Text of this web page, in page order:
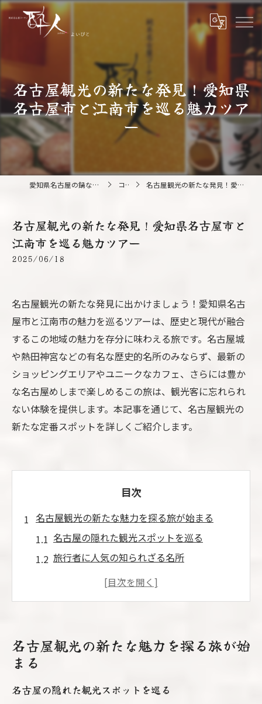
名古屋観光の新たな発見！愛知県
名古屋市と江南市を巡る魅力ツア
ー
愛知県名古屋の鍋なら純系名古屋コーチン 酔人 コラム 名古屋観光の新たな発見！愛知県名古屋市と江南市を巡る魅力ツアー
名古屋観光の新たな発見！愛知県名古屋市と
江南市を巡る魅力ツアー
2025/06/18
名古屋観光の新たな発見に出かけましょう！愛知県名古
屋市と江南市の魅力を巡るツアーは、歴史と現代が融合
するこの地域の魅力を存分に味わえる旅です。名古屋城
や熱田神宮などの有名な歴史的名所のみならず、最新の
ショッピングエリアやユニークなカフェ、さらには豊か
な名古屋めしまで楽しめるこの旅は、観光客に忘れられ
ない体験を提供します。本記事を通じて、名古屋観光の
新たな定番スポットを詳しくご紹介します。
目次
名古屋観光の新たな魅力を探る旅が始まる
名古屋の隠れた観光スポットを巡る
旅行者に人気の知られざる名所
地元の人々が教える秘密の名古屋
名古屋観光の新たなバケットリスト
江南市で発見する隠れた歴史と文化の宝庫
地域の文化が息づくスポット巡り
名古屋観光の新たな魅力を探る旅が始
まる
名古屋の隠れた観光スポットを巡る